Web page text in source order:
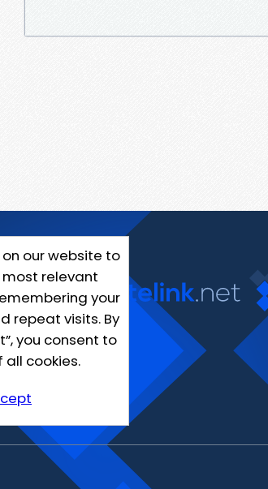
our website to
relevant
your
repeat visits. By
you consent to
all cookies.